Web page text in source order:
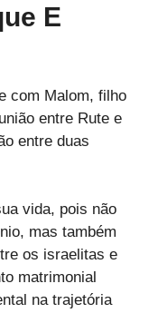
E
com Malom, filho
entre Rute e
entre duas
vida, pois não
mas também
os israelitas e
matrimonial
na trajetória